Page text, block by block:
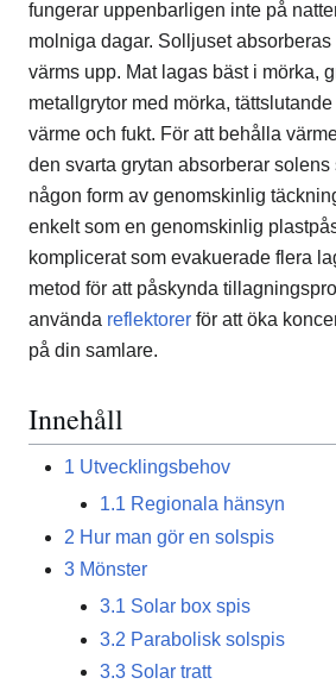
fungerar uppenbarligen inte på
molniga dagar. Solljuset
värms upp. Mat lagas bäst i mörka,
metallgrytor med mörka,
värme och fukt. För att behålla
den svarta grytan absorberar solens
någon form av genomskinlig
enkelt som en genomskinlig
komplicerat som evakuerade flera
metod för att påskynda
använda reflektorer för att öka
på din samlare.
Innehåll
1 Utvecklingsbehov
1.1 Regionala hänsyn
2 Hur man gör en solspis
3 Mönster
3.1 Solar box spis
3.2 Parabolisk solspis
3.3 Solar tratt